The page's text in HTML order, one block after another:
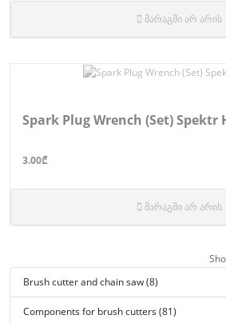
მარაგში არ არის
Spark Plug Wrench (Set) Spektr
3.00₾
მარაგში არ არის
Brush cutter and chain saw (8)
Components for brush cutters (81)